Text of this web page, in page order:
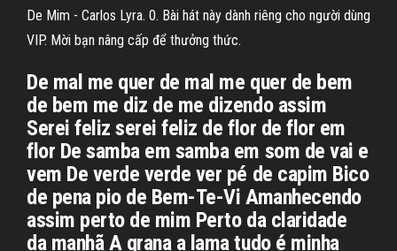
De Mim - Carlos Lyra. 0. Bài hát này dành riêng cho người dùng
VIP. Mời bạn nâng cấp để thưởng thức.
De mal me quer de mal me quer de bem
de bem me diz de me dizendo assim
Serei feliz serei feliz de flor de flor em
flor De samba em samba em som de vai e
vem De verde verde ver pé de capim Bico
de pena pio de Bem-Te-Vi Amanhecendo
assim perto de mim Perto da claridade
da manhã A grana a lama tudo é minha